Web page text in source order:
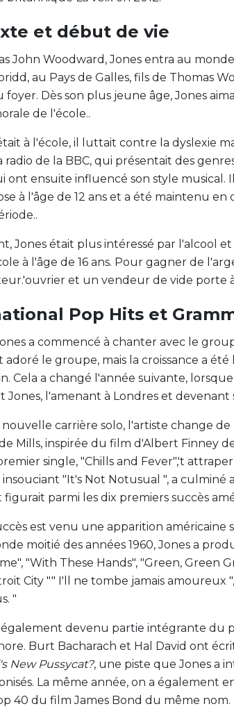
et début de vie
John Woodward, Jones entra au
au Pays de Galles, fils de Thomas
foyer. Dès son plus jeune âge, Jones
de l'école..
à l'école, il luttait contre la dyslexie
radio de la BBC, qui présentait des
ont ensuite influencé son style
à l'âge de 12 ans et a été maintenu
Jones était plus intéressé par l'alcool
à l'âge de 16 ans. Pour gagner de
et un vendeur de vide porte
Pop Hits et
a commencé à chanter avec le
adoré le groupe, mais la croissance a
Cela a changé l'année suivante,
Jones, l'amenant à Londres et devenant
carrière solo, l'artiste change
Mills, inspirée du film d'Albert Finney de
single, "Chills and Fever",'t
insouciant "It's Not Notusual ", a
figurait parmi les dix premiers succès
est venu une apparition américaine
moitié des années 1960, Jones a
"With These Hands", "Green, Green
City "" I'll ne tombe jamais amoureux
"
également devenu partie intégrante du
Burt Bacharach et Hal David ont
New Pussycat?, une piste que Jones a
La même année, on a également
40 du film James Bond du même